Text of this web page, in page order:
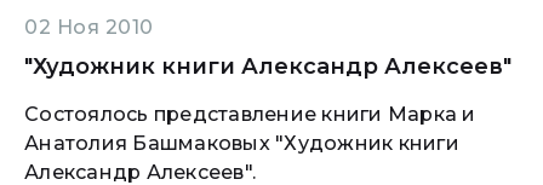
02 Ноя 2010
"Художник книги Александр Алексеев"
Состоялось представление книги Марка и
Анатолия Башмаковых "Художник книги
Александр Алексеев".